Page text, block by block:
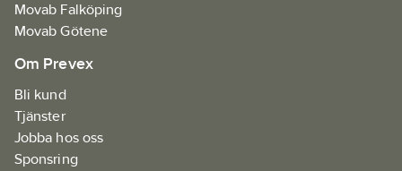
Movab Falköping
Movab Götene
Om Prevex
Bli kund
Tjänster
Jobba hos oss
Sponsring